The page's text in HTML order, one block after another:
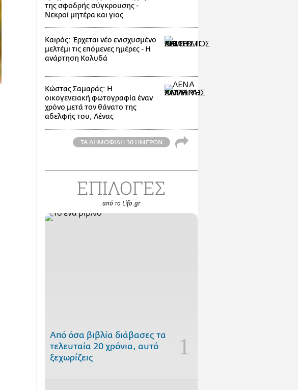
της σφοδρής σύγκρουσης -
Νεκροί μητέρα και γιος
Καιρός: Έρχεται νέο ενισχυσμένο
μελτέμι τις επόμενες ημέρες - Η
ανάρτηση Κολυδά
Κώστας Σαμαράς: Η
οικογενειακή φωτογραφία έναν
χρόνο μετά τον θάνατο της
αδελφής του, Λένας
ΤΑ ΔΗΜΟΦΙΛΗ 30 ΗΜΕΡΩΝ
ΕΠΙΛΟΓΕΣ
από το Lifo.gr
Από όσα βιβλία διάβασες τα
τελευταία 20 χρόνια, αυτό
ξεχωρίζεις